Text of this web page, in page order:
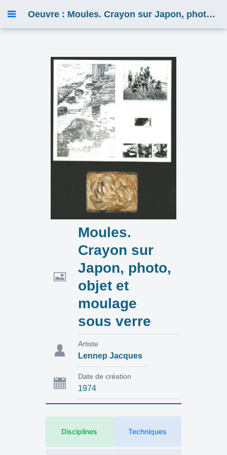
Oeuvre : Moules. Crayon sur Japon, photo, objet et moulage sous verre
Moules.
Crayon sur
Japon, photo,
objet et
moulage
sous verre
Lennep Jacques
Artiste
1974
Date de création
Disciplines Techniques